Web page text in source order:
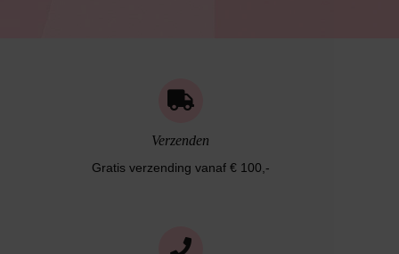
Verzenden
Gratis verzending vanaf € 100,-